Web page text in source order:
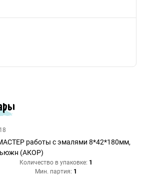
работы с эмалями 8*42*180мм,
(АКОР)
Количество в упаковке: 1
Мин. партия: 1